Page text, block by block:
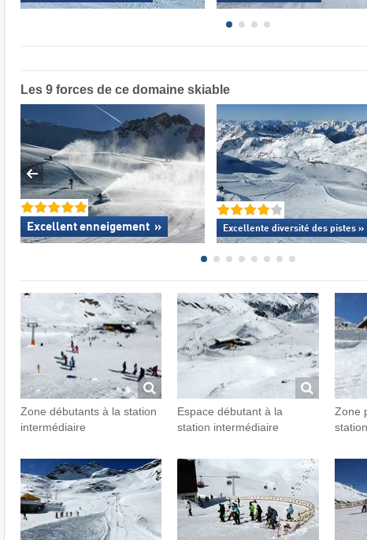
Les 9 forces de ce domaine skiable
Excellent enneigement » Excellente diversité des pistes »
Zone débutants à la station
intermédiaire
Espace débutant à la
station intermédiaire
Zone